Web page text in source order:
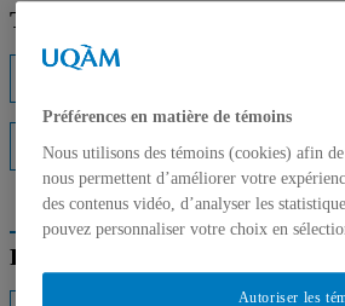
Trouver un expert
Interventions médiatiques
Répertoire des professeurs
Préférences en matière de témoins
Nous utilisons des témoins (cookies) afin
nous permettent d’améliorer votre
des contenus vidéo, d’analyser les
pouvez personnaliser votre choix en
Autoriser les